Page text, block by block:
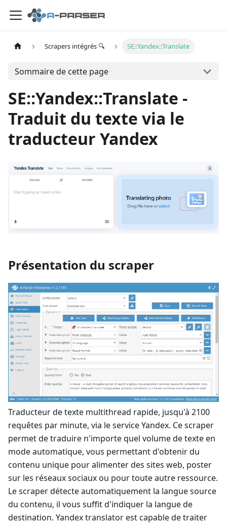
Scrapers intégrés 🔍 SE::Yandex::Translate
Sommaire de cette page
SE::Yandex::Translate -
Traduit du texte via le
traducteur Yandex
Présentation du scraper
Traducteur de texte multithread rapide, jusqu'à 2100
requêtes par minute, via le service Yandex. Ce scraper
permet de traduire n'importe quel volume de texte en
mode automatique, vous permettant d'obtenir du
contenu unique pour alimenter des sites web, poster
sur les réseaux sociaux ou pour toute autre ressource.
Le scraper détecte automatiquement la langue source
du contenu, il vous suffit d'indiquer la langue de
destination. Yandex translator est capable de traiter